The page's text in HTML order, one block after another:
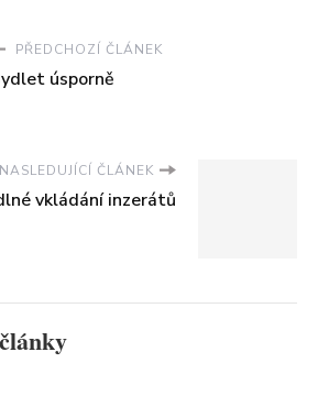
PŘEDCHOZÍ ČLÁNEK
úsporně
NASLEDUJÍCÍ ČLÁNEK
vkládání inzerátů